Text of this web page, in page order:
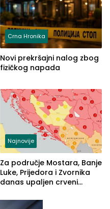
Crna Hronika
Novi prekršajni nalog zbog
fizičkog napada
Najnovije
Za područje Mostara, Banje
Luke, Prijedora i Zvornika
danas upaljen crveni